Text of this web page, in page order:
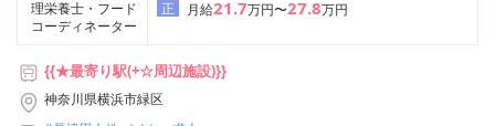
理栄養士・フード
コーディネーター
正 月給21.7万円〜27.8万円
{{★最寄り駅(+☆周辺施設)}}
神奈川県横浜市緑区